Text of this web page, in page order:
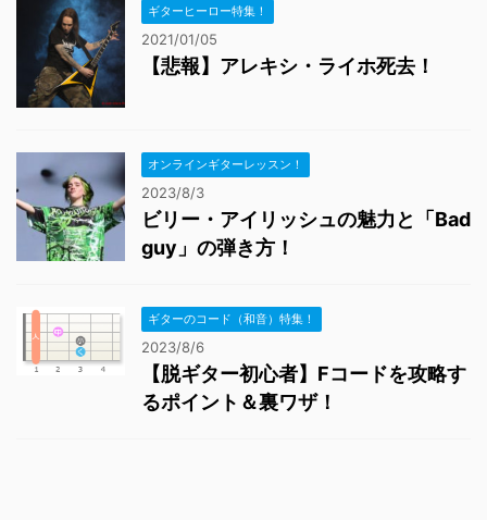
ギターヒーロー特集！
2021/01/05
【悲報】アレキシ・ライホ死去！
オンラインギターレッスン！
2023/8/3
ビリー・アイリッシュの魅力と「Bad
guy」の弾き方！
ギターのコード（和音）特集！
2023/8/6
【脱ギター初心者】Fコードを攻略す
るポイント＆裏ワザ！